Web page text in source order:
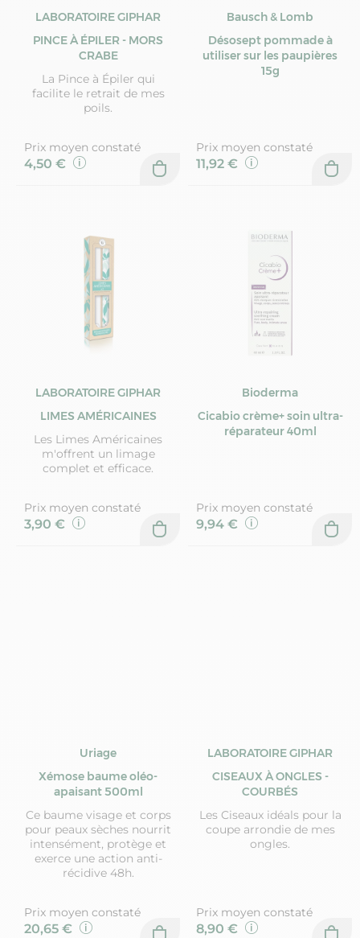
LABORATOIRE GIPHAR
PINCE À ÉPILER - MORS
CRABE
La Pince à Épiler qui
facilite le retrait de mes
poils.
Prix moyen constaté
4,50 €
Bausch & Lomb
Désosept pommade à
utiliser sur les paupières
15g
Prix moyen constaté
11,92 €
LABORATOIRE GIPHAR
LIMES AMÉRICAINES
Les Limes Américaines
m'offrent un limage
complet et efficace.
Prix moyen constaté
3,90 €
Bioderma
Cicabio crème+ soin ultra-
réparateur 40ml
Prix moyen constaté
9,94 €
Uriage
Xémose baume oléo-
apaisant 500ml
Ce baume visage et corps
pour peaux sèches nourrit
intensément, protège et
exerce une action anti-
récidive 48h.
Prix moyen constaté
20,65 €
LABORATOIRE GIPHAR
CISEAUX À ONGLES -
COURBÉS
Les Ciseaux idéals pour la
coupe arrondie de mes
ongles.
Prix moyen constaté
8,90 €